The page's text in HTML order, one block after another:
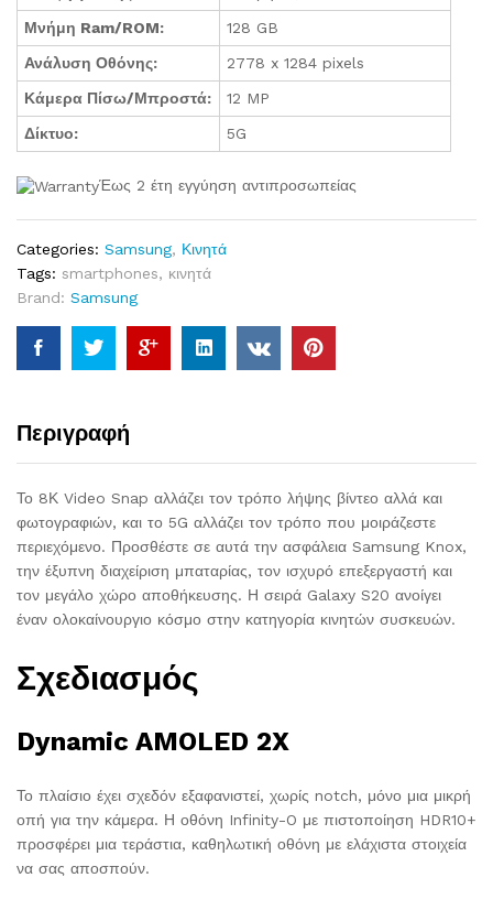
Μνήμη Ram/ROM:
128 GB
Ανάλυση Οθόνης:
2778 x 1284 pixels
Κάμερα Πίσω/Μπροστά:
12 MP
Δίκτυο:
5G
Έως 2 έτη εγγύηση αντιπροσωπείας
Categories: Samsung, Κινητά
Tags: smartphones, κινητά
Brand: Samsung
Περιγραφή
Το 8Κ Video Snap αλλάζει τον τρόπο λήψης βίντεο αλλά και
φωτογραφιών, και το 5G αλλάζει τον τρόπο που μοιράζεστε
περιεχόμενο. Προσθέστε σε αυτά την ασφάλεια Samsung Knox,
την έξυπνη διαχείριση μπαταρίας, τον ισχυρό επεξεργαστή και
τον μεγάλο χώρο αποθήκευσης. Η σειρά Galaxy S20 ανοίγει
έναν ολοκαίνουργιο κόσμο στην κατηγορία κινητών συσκευών.
Σχεδιασμός
Dynamic AMOLED 2X
Το πλαίσιο έχει σχεδόν εξαφανιστεί, χωρίς notch, μόνο μια μικρή
οπή για την κάμερα. Η οθόνη Infinity-O με πιστοποίηση HDR10+
προσφέρει μια τεράστια, καθηλωτική οθόνη με ελάχιστα στοιχεία
να σας αποσπούν.